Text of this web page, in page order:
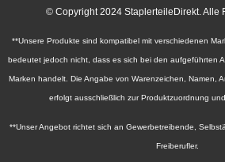
© Copyright 2024 StaplerteileDirekt. Alle
**Unsere Produkte sind kompatibel mit verschiedenen
bedeutet jedoch nicht, dass es sich bei den aufgeführten
Marken handelt. Die Angabe von Warenzeichen, Namen,
erfolgt ausschließlich zur Produktzuordnung
**Unser Angebot richtet sich an Gewerbetreibende,
Freiberufler.